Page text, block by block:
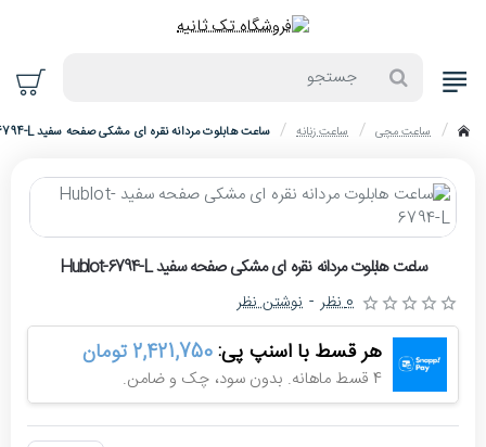
home
ساعت مچی ساعت زنانه ساعت هابلوت مردانه نقره ای مشکی صفحه سفید Hublot-6794-L
حراج
ساعت هابلوت مردانه نقره ای مشکی صفحه سفید Hublot-6794-L
هر قسط با اسنپ پی:2,421,750 تومان
4 قسط ماهانه. بدون سود، چک و ضامن.
0 نظر - نوشتن نظر